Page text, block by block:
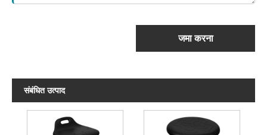
जमा करना
संबंधित उत्पाद